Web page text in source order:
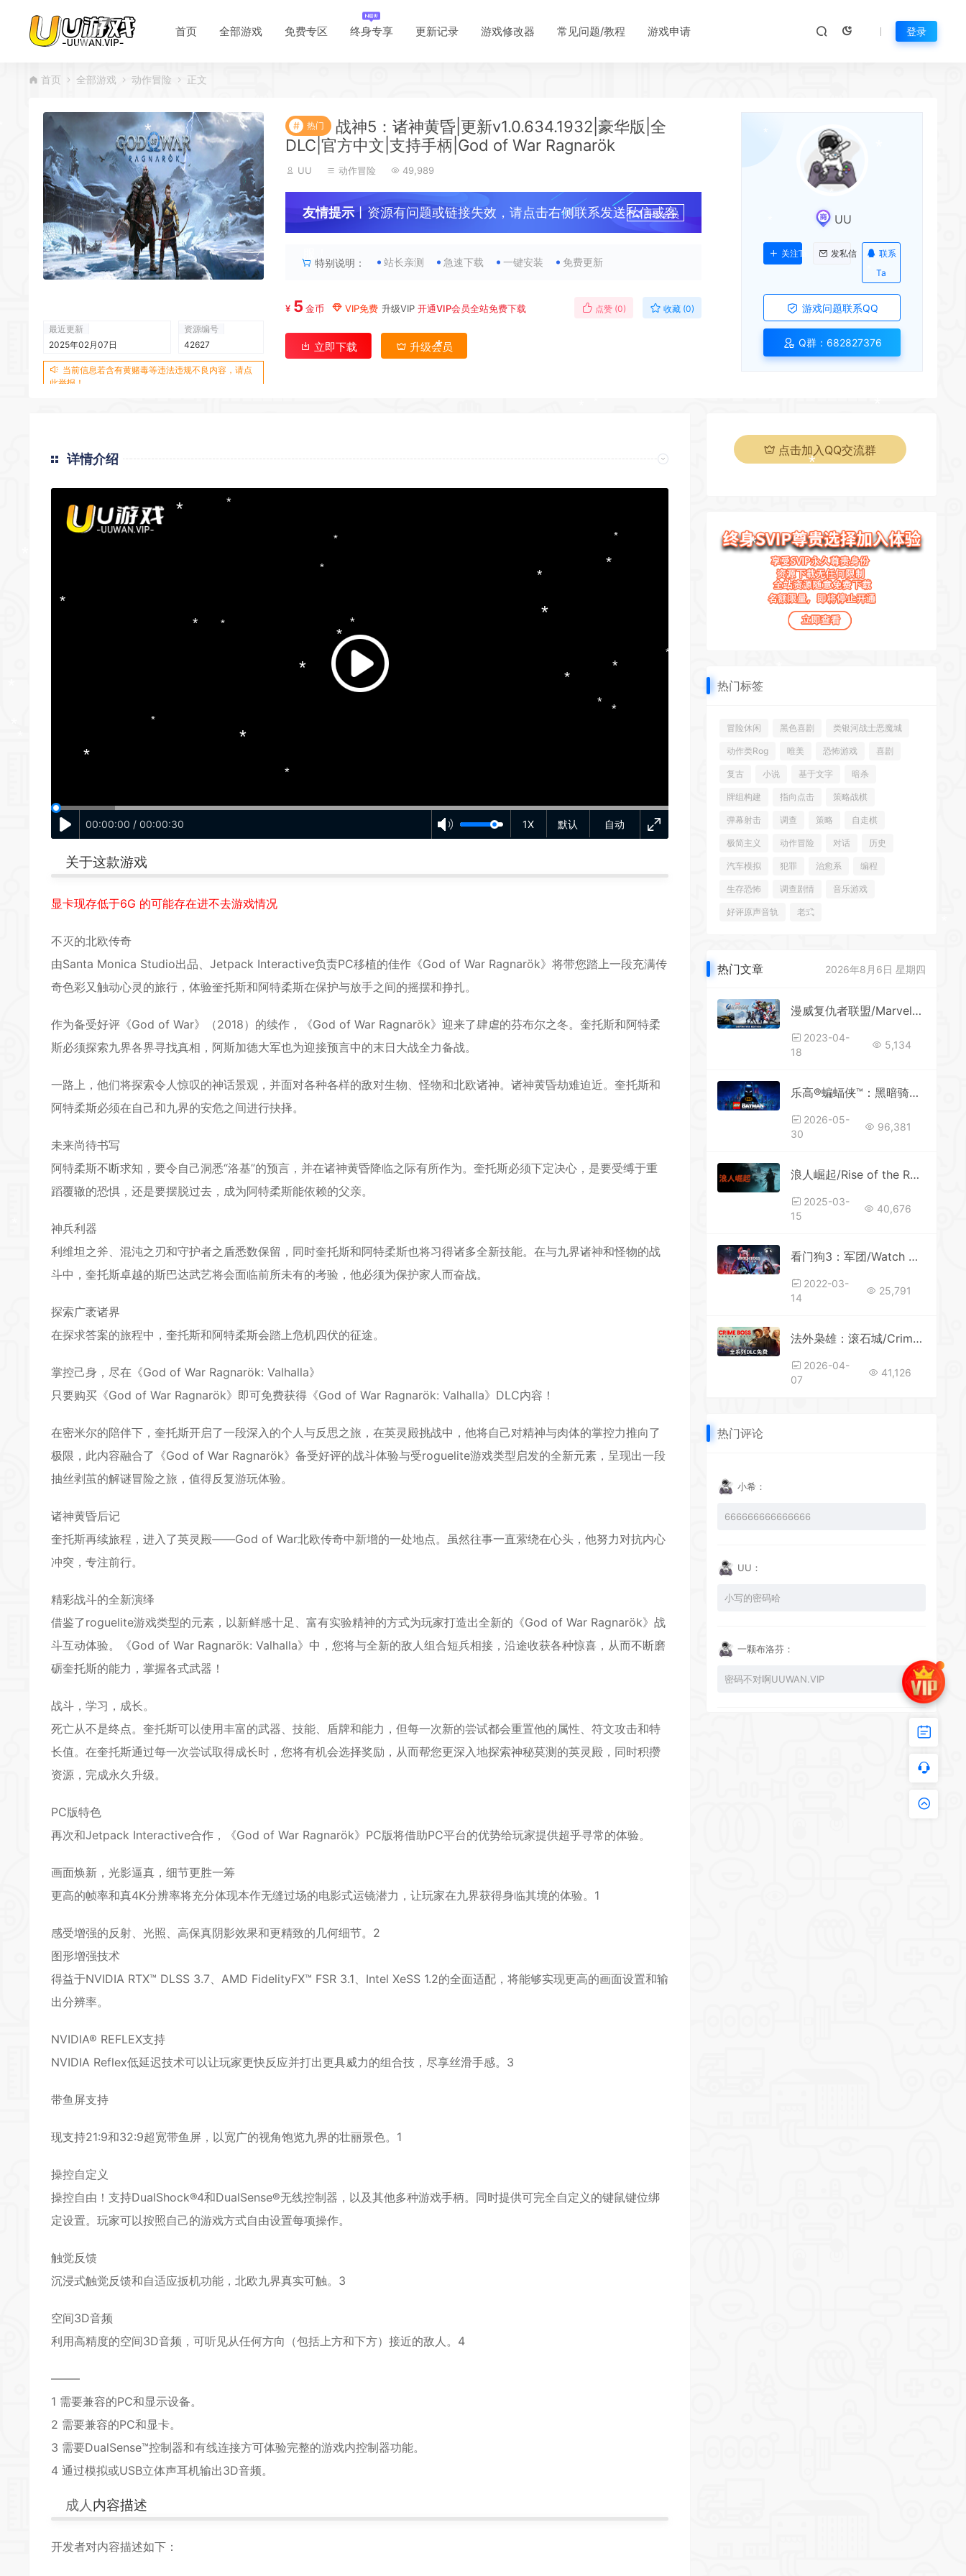
首页 全部游戏 免费专区 终身专享 更新记录 游戏修改器 常见问题/教程 游戏申请 登录
首页 全部游戏 动作冒险 正文
最近更新
2025年02月07日
资源编号
42627
当前信息若含有黄赌毒等违法违规不良内容，请点
此举报！
# 热门
战神5：诸神黄昏|更新v1.0.634.1932|豪华版|全
DLC|官方中文|支持手柄|God of War Ragnarök
UU 动作冒险 49,989
友情提示丨资源有问题或链接失效，请点击右侧联系发送私信或客
升级会员
特别说明： 站长亲测 急速下载 一键安装 免费更新
¥ 5 金币 VIP免费 升级VIP 开通VIP会员全站免费下载 点赞 (0) 收藏 (0)
立即下载 升级会员
UU
关注Ta 发私信
联系
Ta
游戏问题联系QQ
Q群：682827376
详情介绍
自动
1X 默认
00:00:00 / 00:00:30
关于这款游戏
显卡现存低于6G 的可能存在进不去游戏情况
不灭的北欧传奇
由Santa Monica Studio出品、Jetpack Interactive负责PC移植的佳作《God of War Ragnarök》将带您踏上一段充满传
奇色彩又触动心灵的旅行，体验奎托斯和阿特柔斯在保护与放手之间的摇摆和挣扎。
作为备受好评《God of War》（2018）的续作，《God of War Ragnarök》迎来了肆虐的芬布尔之冬。奎托斯和阿特柔
斯必须探索九界各界寻找真相，阿斯加德大军也为迎接预言中的末日大战全力备战。
一路上，他们将探索令人惊叹的神话景观，并面对各种各样的敌对生物、怪物和北欧诸神。诸神黄昏劫难迫近。奎托斯和
阿特柔斯必须在自己和九界的安危之间进行抉择。
未来尚待书写
阿特柔斯不断求知，要令自己洞悉“洛基”的预言，并在诸神黄昏降临之际有所作为。奎托斯必须下定决心，是要受缚于重
蹈覆辙的恐惧，还是要摆脱过去，成为阿特柔斯能依赖的父亲。
神兵利器
利维坦之斧、混沌之刃和守护者之盾悉数保留，同时奎托斯和阿特柔斯也将习得诸多全新技能。在与九界诸神和怪物的战
斗中，奎托斯卓越的斯巴达武艺将会面临前所未有的考验，他必须为保护家人而奋战。
探索广袤诸界
在探求答案的旅程中，奎托斯和阿特柔斯会踏上危机四伏的征途。
掌控己身，尽在《God of War Ragnarök: Valhalla》
只要购买《God of War Ragnarök》即可免费获得《God of War Ragnarök: Valhalla》DLC内容！
在密米尔的陪伴下，奎托斯开启了一段深入的个人与反思之旅，在英灵殿挑战中，他将自己对精神与肉体的掌控力推向了
极限，此内容融合了《God of War Ragnarök》备受好评的战斗体验与受roguelite游戏类型启发的全新元素，呈现出一段
抽丝剥茧的解谜冒险之旅，值得反复游玩体验。
诸神黄昏后记
奎托斯再续旅程，进入了英灵殿——God of War北欧传奇中新增的一处地点。虽然往事一直萦绕在心头，他努力对抗内心
冲突，专注前行。
精彩战斗的全新演绎
借鉴了roguelite游戏类型的元素，以新鲜感十足、富有实验精神的方式为玩家打造出全新的《God of War Ragnarök》战
斗互动体验。《God of War Ragnarök: Valhalla》中，您将与全新的敌人组合短兵相接，沿途收获各种惊喜，从而不断磨
砺奎托斯的能力，掌握各式武器！
战斗，学习，成长。
死亡从不是终点。奎托斯可以使用丰富的武器、技能、盾牌和能力，但每一次新的尝试都会重置他的属性、符文攻击和特
长值。在奎托斯通过每一次尝试取得成长时，您将有机会选择奖励，从而帮您更深入地探索神秘莫测的英灵殿，同时积攒
资源，完成永久升级。
PC版特色
再次和Jetpack Interactive合作 ，《God of War Ragnarök》PC版将借助PC平台的优势给玩家提供超乎寻常的体验。
画面焕新，光影逼真，细节更胜一筹
更高的帧率和真4K分辨率将充分体现本作无缝过场的电影式运镜潜力，让玩家在九界获得身临其境的体验。1
感受增强的反射、光照、高保真阴影效果和更精致的几何细节。2
图形增强技术
得益于NVIDIA RTX™ DLSS 3.7、AMD FidelityFX™ FSR 3.1、Intel XeSS 1.2的全面适配，将能够实现更高的画面设置和输
出分辨率。
NVIDIA® REFLEX支持
NVIDIA Reflex低延迟技术可以让玩家更快反应并打出更具威力的组合技，尽享丝滑手感。3
带鱼屏支持
现支持21:9和32:9超宽带鱼屏，以宽广的视角饱览九界的壮丽景色。1
操控自定义
操控自由！支持DualShock®4和DualSense®无线控制器，以及其他多种游戏手柄。同时提供可完全自定义的键鼠键位绑
定设置。玩家可以按照自己的游戏方式自由设置每项操作。
触觉反馈
沉浸式触觉反馈和自适应扳机功能，北欧九界真实可触。3
空间3D音频
利用高精度的空间3D音频，可听见从任何方向（包括上方和下方）接近的敌人。4
——–
1 需要兼容的PC和显示设备。
2 需要兼容的PC和显卡。
3 需要DualSense™控制器和有线连接方可体验完整的游戏内控制器功能。
4 通过模拟或USB立体声耳机输出3D音频。
成人 内容描述
开发者对内容描述如下：
点击加入QQ交流群
热门标签
冒险休闲 黑色喜剧 类银河战士恶魔城
动作类Rog 唯美 恐怖游戏 喜剧
复古 小说 基于文字 暗杀
牌组构建 指向点击 策略战棋
弹幕射击 调查 策略 自走棋
极简主义 动作冒险 对话 历史
汽车模拟 犯罪 治愈系 编程
生存恐怖 调查剧情 音乐游戏
好评原声音轨 老式
热门文章 2026年8月6日 星期四
漫威复仇者联盟/Marvels Avengers（更新v2.8.2）
2023-04-
18
5,134
乐高®蝙蝠侠™：黑暗骑士之遗 单机/同屏双人
2026-05-
30
96,381
浪人崛起/Rise of the Ronin
2025-03-
15
40,676
看门狗3：军团/Watch Dogs: Legion（v1.5.6-终极版+高清材质包+赠尼格清除计划MOD）
2022-03-
14
25,791
法外枭雄：滚石城/Crime Boss: Rockay City 单机/网络联机（更新v1.20.0.0—更新DLC）
2026-04-
07
41,126
热门评论
小希：
666666666666666
UU：
小写的密码哈
一颗布洛芬：
密码不对啊UUWAN.VIP
*
*
*
*
*
*
*
*
*
*
*
*
*
*
*
*
*
*
*
*
*